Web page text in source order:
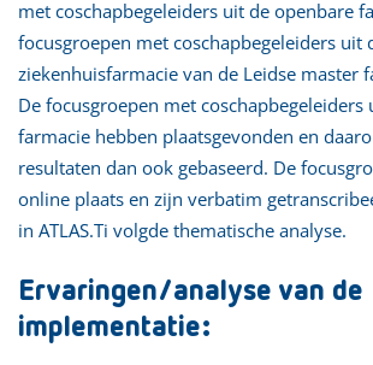
met coschapbegeleiders uit de openbare
focusgroepen met coschapbegeleiders uit
ziekenhuisfarmacie van de Leidse master
De focusgroepen met coschapbegeleiders
farmacie hebben plaatsgevonden en
resultaten dan ook gebaseerd. De
online plaats en zijn verbatim
in ATLAS.Ti volgde thematische analyse.
Ervaringen/analyse van de
implementatie: